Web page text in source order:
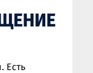
Есть